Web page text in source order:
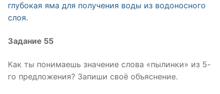
глубокая яма для получения воды из водоносного
слоя.
Задание 55
Как ты понимаешь значение слова «пылинки» из 5-
го предложения? Запиши своё объяснение.